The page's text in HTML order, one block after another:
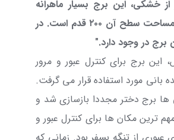
خشکی، این برج بسیار ماهرانه‌
ساخته شده و مساحت سطح آن ۲۰۰ قدم است. در
در وجود دارد."
این برج برای کنترل عبور و مرور
بانی مورد استفاده قرار می گرفت.
ها برج دختر مجددا بازسازی شد و
ترین مکان ها برای کنترل عبور و